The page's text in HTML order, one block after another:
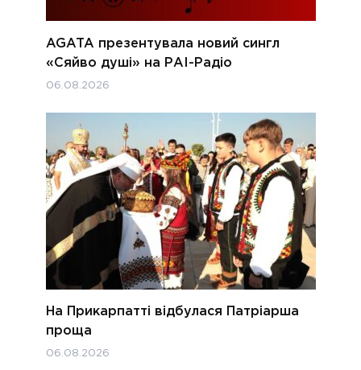
AGATA презентувала новий сингл
«Сяйво душі» на РАІ-Радіо
06.08.2026
На Прикарпатті відбулася Патріарша
проща
06.08.2026